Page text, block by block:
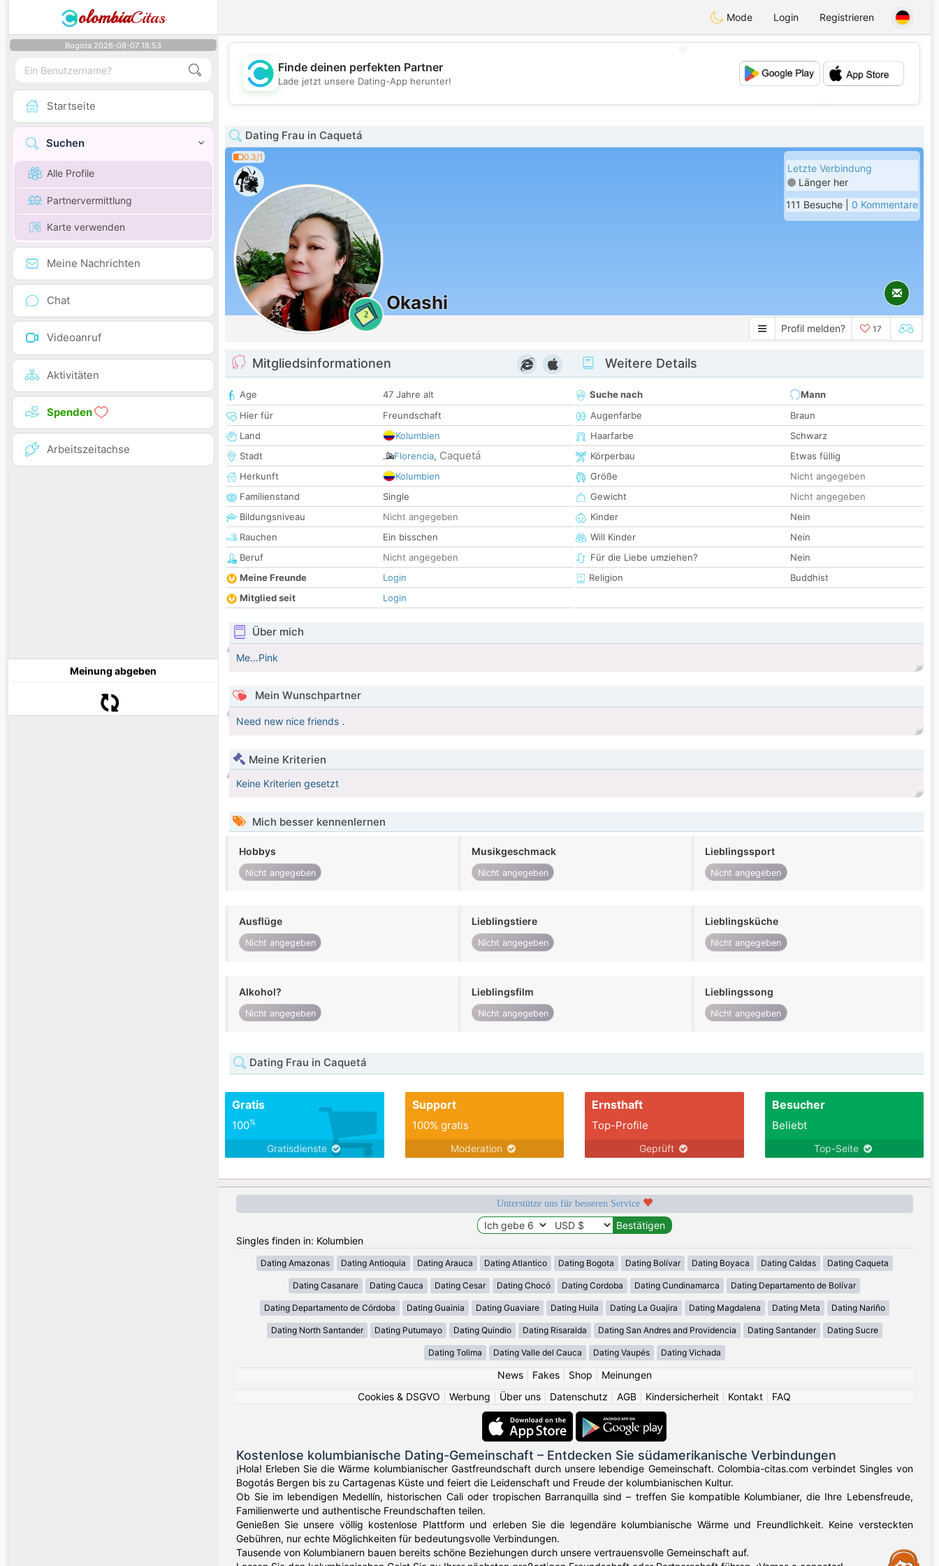
olombiaCitas Mode Login Registrieren
Bogota 2026-08-07 18:53
Startseite
Suchen
Alle Profile
Partnervermittlung
Karte verwenden
Meine Nachrichten
Chat
Videoanruf
Aktivitäten
Spenden
Arbeitszeitachse
Meinung abgeben
💖
💕
Finde deinen perfekten Partner
Lade jetzt unsere Dating-App herunter!
Dating Frau in Caquetá
0.3/1
2
Okashi
Letzte Verbindung
Länger her
111 Besuche | 0 Kommentare
Profil melden? 17
Mitgliedsinformationen
Age
47 Jahre alt
Hier für
Freundschaft
Land
Kolumbien
Stadt
Florencia, Caquetá
Herkunft
Kolumbien
Familienstand
Single
Bildungsniveau
Nicht angegeben
Rauchen
Ein bisschen
Beruf
Nicht angegeben
Meine Freunde
Login
Mitglied seit
Login
Weitere Details
Suche nach
Mann
Augenfarbe
Braun
Haarfarbe
Schwarz
Körperbau
Etwas füllig
Größe
Nicht angegeben
Gewicht
Nicht angegeben
Kinder
Nein
Will Kinder
Nein
Für die Liebe umziehen?
Nein
Religion
Buddhist
Über mich
Me…Pink
Mein Wunschpartner
Need new nice friends .
Meine Kriterien
Keine Kriterien gesetzt
Mich besser kennenlernen
Hobbys
Nicht angegeben
Musikgeschmack
Nicht angegeben
Lieblingssport
Nicht angegeben
Ausflüge
Nicht angegeben
Lieblingstiere
Nicht angegeben
Lieblingsküche
Nicht angegeben
Alkohol?
Nicht angegeben
Lieblingsfilm
Nicht angegeben
Lieblingssong
Nicht angegeben
Dating Frau in Caquetá
Gratis
100%
Gratisdienste
Support
100% gratis
Moderation
Ernsthaft
Top-Profile
Geprüft
Besucher
Beliebt
Top-Seite
Unterstütze uns für besseren Service
Singles finden in: Kolumbien
Dating Amazonas Dating Antioquia Dating Arauca Dating Atlantico Dating Bogota Dating Bolívar Dating Boyaca Dating Caldas Dating Caqueta
Dating Casanare Dating Cauca Dating Cesar Dating Chocó Dating Cordoba Dating Cundinamarca Dating Departamento de Bolívar
Dating Departamento de Córdoba Dating Guainia Dating Guaviare Dating Huila Dating La Guajira Dating Magdalena Dating Meta Dating Nariño
Dating North Santander Dating Putumayo Dating Quindio Dating Risaralda Dating San Andres and Providencia Dating Santander Dating Sucre
Dating Tolima Dating Valle del Cauca Dating Vaupés Dating Vichada
News| Fakes| Shop
Meinungen
Cookies & DSGVO
Werbung Über uns Datenschutz AGB Kindersicherheit Kontakt FAQ
Kostenlose kolumbianische Dating-Gemeinschaft – Entdecken Sie südamerikanische Verbindungen
¡Hola! Erleben Sie die Wärme kolumbianischer Gastfreundschaft durch unsere lebendige Gemeinschaft. Colombia-citas.com verbindet Singles von
Bogotás Bergen bis zu Cartagenas Küste und feiert die Leidenschaft und Freude der kolumbianischen Kultur.
Ob Sie im lebendigen Medellín, historischen Cali oder tropischen Barranquilla sind – treffen Sie kompatible Kolumbianer, die Ihre Lebensfreude,
Familienwerte und authentische Freundschaften teilen.
Genießen Sie unsere völlig kostenlose Plattform und erleben Sie die legendäre kolumbianische Wärme und Freundlichkeit. Keine versteckten
Gebühren, nur echte Möglichkeiten für bedeutungsvolle Verbindungen.
Tausende von Kolumbianern bauen bereits schöne Beziehungen durch unsere vertrauensvolle Gemeinschaft auf.
Assistance